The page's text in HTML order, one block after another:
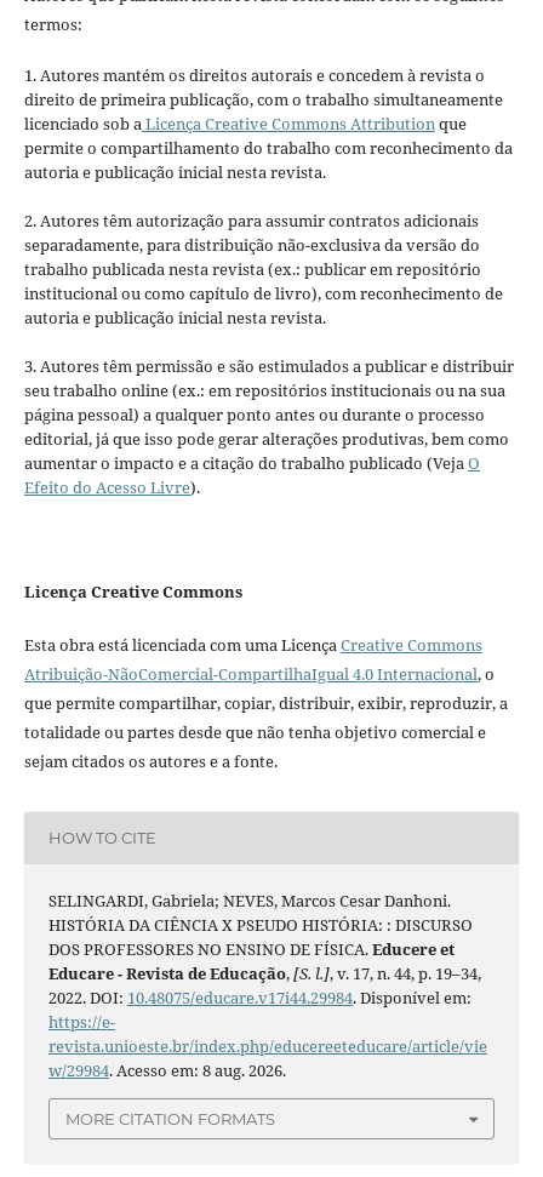
termos:
1. Autores mantém os direitos autorais e concedem à revista o
direito de primeira publicação, com o trabalho simultaneamente
licenciado sob aLicença Creative Commons Attributionque
permite o compartilhamento do trabalho com reconhecimento da
autoria e publicação inicial nesta revista.
2. Autores têm autorização para assumir contratos adicionais
separadamente, para distribuição não-exclusiva da versão do
trabalho publicada nesta revista (ex.: publicar em repositório
institucional ou como capítulo de livro), com reconhecimento de
autoria e publicação inicial nesta revista.
3. Autores têm permissão e são estimulados a publicar e distribuir
seu trabalho online (ex.: em repositórios institucionais ou na sua
página pessoal) a qualquer ponto antes ou durante o processo
editorial, já que isso pode gerar alterações produtivas, bem como
aumentar o impacto e a citação do trabalho publicado (VejaO
Efeito do Acesso Livre).
Licença Creative Commons
Esta obra está licenciada com uma LicençaCreative Commons
Atribuição-NãoComercial-CompartilhaIgual 4.0 Internacional, o
que permite compartilhar, copiar, distribuir, exibir, reproduzir, a
totalidade ou partes desde que não tenha objetivo comercial e
sejam citados os autores e a fonte.
HOW TO CITE
SELINGARDI, Gabriela; NEVES, Marcos Cesar Danhoni.
HISTÓRIA DA CIÊNCIA X PSEUDO HISTÓRIA: : DISCURSO
DOS PROFESSORES NO ENSINO DE FÍSICA.Educere et
Educare - Revista de Educação,[S. l.], v. 17, n. 44, p. 19–34,
2022. DOI: 10.48075/educare.v17i44.29984. Disponível em:
https://e-
revista.unioeste.br/index.php/educereeteducare/article/vie
w/29984. Acesso em: 8 aug. 2026.
MORE CITATION FORMATS